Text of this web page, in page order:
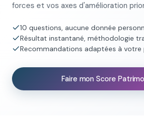
forces et vos axes d'amélioration
10 questions, aucune donnée
Résultat instantané, méthodologie
Recommandations adaptées à votre
Faire mon Score